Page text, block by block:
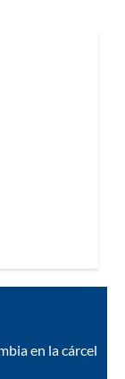
en la cárcel